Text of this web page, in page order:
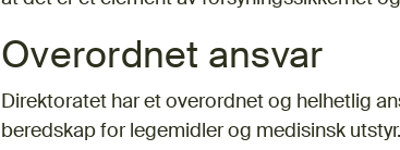
Overordnet ansvar
Direktoratet har et overordnet og helhetlig
beredskap for legemidler og medisinsk